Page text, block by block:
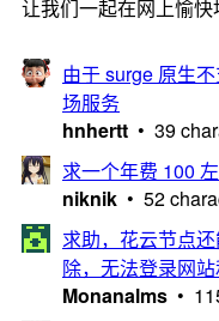
让我们一起在网上愉快
由于 surge 原生
场服务
hnhertt • 39
求一个年费 100
niknik • 52
求助，花云节点
除，无法登录网
Monanalms •